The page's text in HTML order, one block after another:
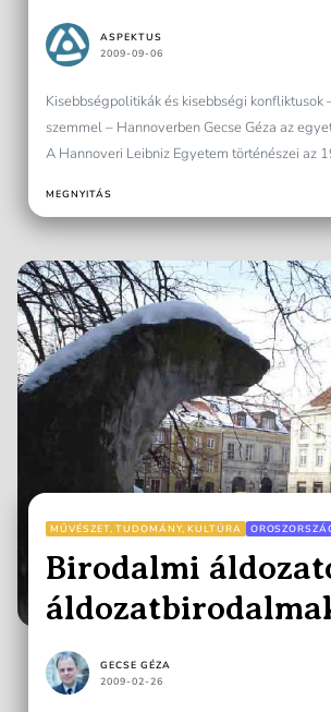
ASPEKTUS
2009-09-06
Kisebbségpolitikák és kisebbségi konfliktusok
szemmel – Hannoverben Gecse Géza az
A Hannoveri Leibniz Egyetem történészei az
MEGNYITÁS
MŰVÉSZET, TUDOMÁNY, KULTÚRA
Birodalmi
konferencia
GECSE GÉZA
2009-02-26